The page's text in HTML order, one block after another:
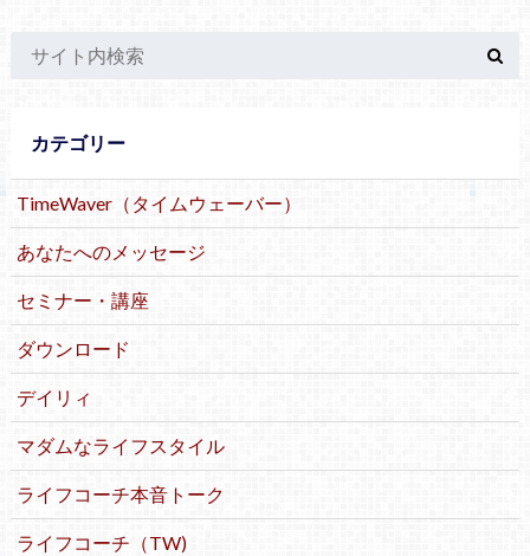
カテゴリー
TimeWaver（タイムウェーバー）
あなたへのメッセージ
セミナー・講座
ダウンロード
デイリィ
マダムなライフスタイル
ライフコーチ本音トーク
ライフコーチ（TW)